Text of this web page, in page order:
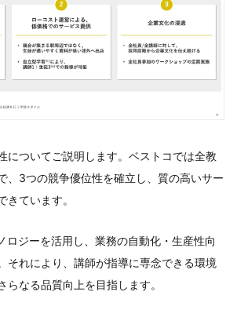
についてご説明します。ベストコでは全教
、3つの競争優位性を確立し、質の高いサー
きています。
ロジーを活用し、業務の自動化・生産性向
それにより、講師が指導に専念できる環境
らなる品質向上を目指します。